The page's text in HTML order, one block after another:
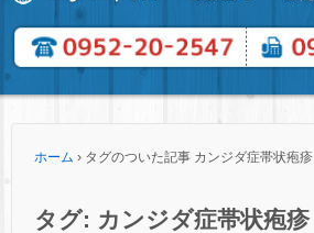
ホーム › タグのついた記事 カンジダ症帯状疱疹
タグ: カンジダ症帯状疱疹